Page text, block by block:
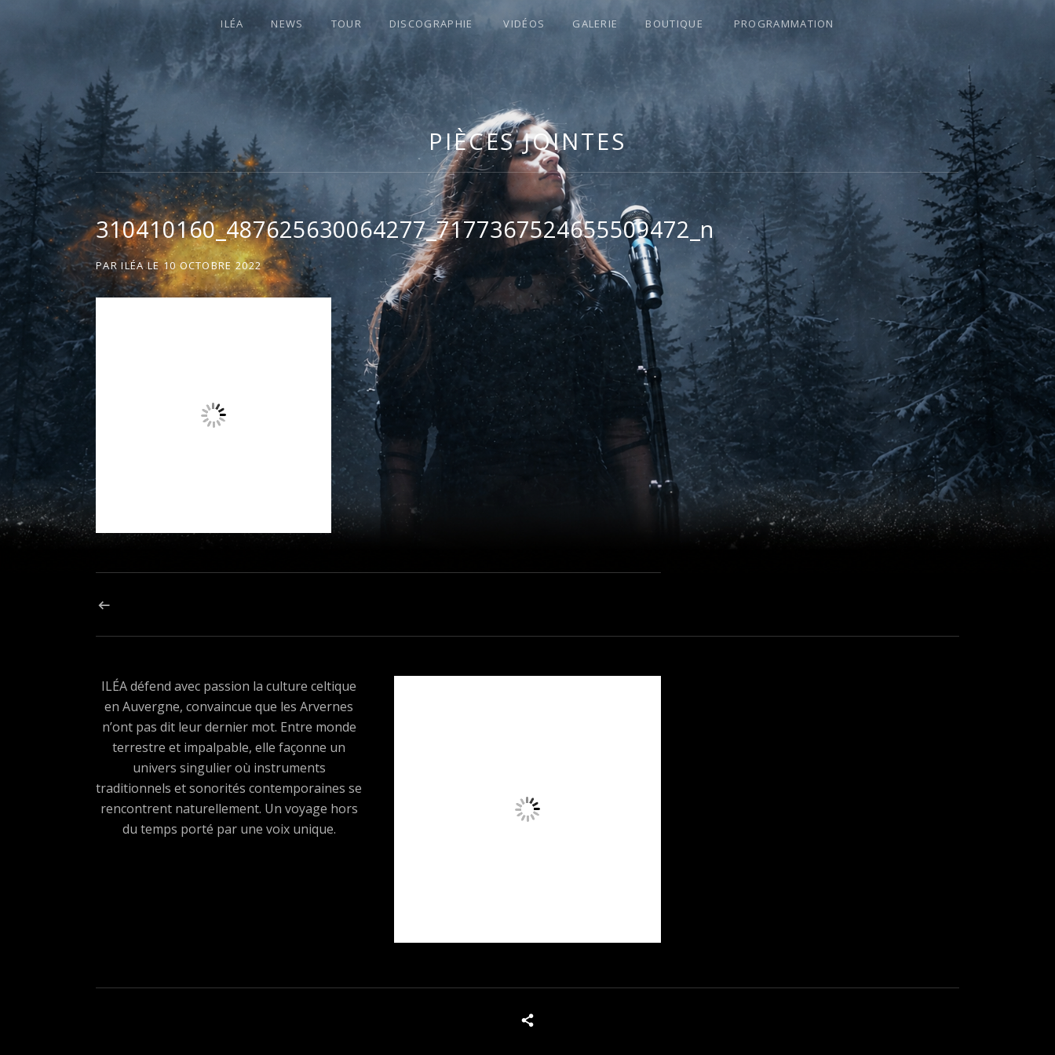
I
L
É
A
LA PLUS CELTIQUE DES AUVERGNATES !
ILÉA NEWS TOUR DISCOGRAPHIE VIDÉOS GALERIE BOUTIQUE PROGRAMMATION
PIÈCES JOINTES
310410160_487625630064277_7177367524655509472_n
PARILÉA LE 10 OCTOBRE 2022
Navigation de l’article
ILÉA défend avec passion la culture celtique
en Auvergne, convaincue que les Arvernes
n’ont pas dit leur dernier mot. Entre monde
terrestre et impalpable, elle façonne un
univers singulier où instruments
traditionnels et sonorités contemporaines se
rencontrent naturellement. Un voyage hors
du temps porté par une voix unique.